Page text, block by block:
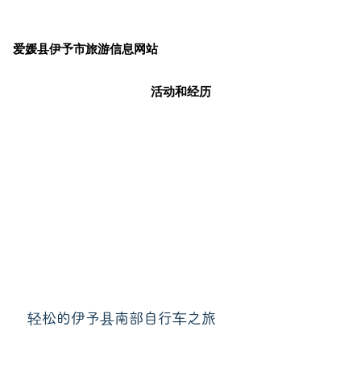
爱媛县伊予市旅游信息网站
活动和经历
轻松的伊予县南部自行车之旅